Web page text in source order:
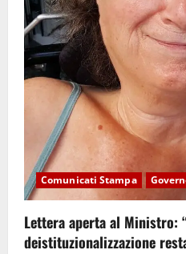
Comunicati Stampa
Lettera aperta al Ministro:
deistituzionalizzazione